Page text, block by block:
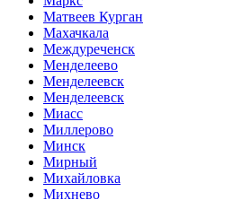
Матвеев Курган
Махачкала
Междуреченск
Менделеево
Менделеевск
Менделеевск
Миасс
Миллерово
Минск
Мирный
Михайловка
Михнево